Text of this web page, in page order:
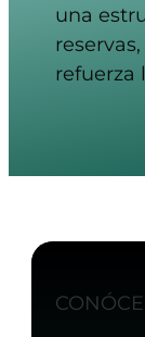
una
refuerza